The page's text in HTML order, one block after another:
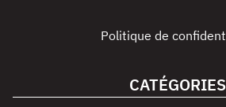
Politique de
CATÉGORIES